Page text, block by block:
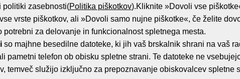
politiki zasebnosti(Politika piškotkov).Kliknite »Dovoli vse
vrste piškotkov, ali »Dovoli samo nujne piškotke«, če želite
potrebni za delovanje in funkcionalnost spletnega mesta.
so majhne besedilne datoteke, ki jih vaš brskalnik shrani na vaš
pametni telefon ob obisku spletne strani. Te datoteke ne
temveč služijo izključno za prepoznavanje obiskovalcev spletne